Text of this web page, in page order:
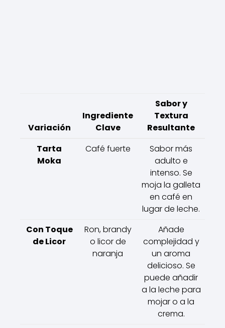
Variación
Ingrediente
Clave
Sabor y
Textura
Resultante
Tarta
Moka
Café fuerte
Sabor más
adulto e
intenso. Se
moja la galleta
en café en
lugar de leche.
Con Toque
de Licor
Ron, brandy
o licor de
naranja
Añade
complejidad y
un aroma
delicioso. Se
puede añadir
a la leche para
mojar o a la
crema.